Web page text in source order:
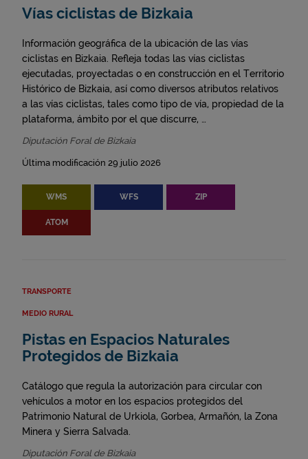
Vías ciclistas de Bizkaia
Información geográfica de la ubicación de las vías
ciclistas en Bizkaia. Refleja todas las vías ciclistas
ejecutadas, proyectadas o en construcción en el Territorio
Histórico de Bizkaia, así como diversos atributos relativos
a las vías ciclistas, tales como tipo de vía, propiedad de la
plataforma, ámbito por el que discurre, …
Diputación Foral de Bizkaia
Última modificación 29 julio 2026
WMS WFS ZIP
ATOM
TRANSPORTE
MEDIO RURAL
Pistas en Espacios Naturales
Protegidos de Bizkaia
Catálogo que regula la autorización para circular con
vehículos a motor en los espacios protegidos del
Patrimonio Natural de Urkiola, Gorbea, Armañón, la Zona
Minera y Sierra Salvada.
Diputación Foral de Bizkaia